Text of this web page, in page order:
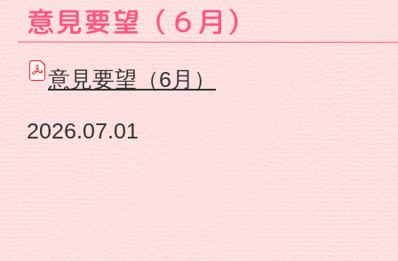
型
認
意見要望（６月）
意見要望（6月）
2026.07.01